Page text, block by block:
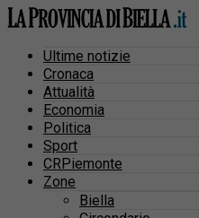
Ultime notizie
Cronaca
Attualità
Economia
Politica
Sport
CRPiemonte
Zone
Biella